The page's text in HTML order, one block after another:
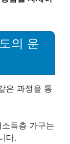
의 운
은 과정을 통
득층 가구는
다.